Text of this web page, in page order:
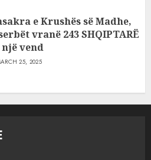
e Krushës së Madhe,
vranë 243 SHQIPTARË
një vend
25, 2025